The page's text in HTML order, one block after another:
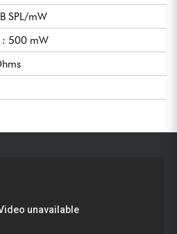
SPL/mW
: 500 mW